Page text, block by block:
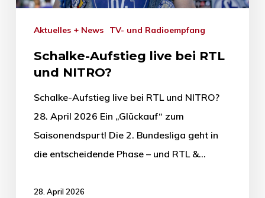
Aktuelles + News TV- und Radioempfang
Schalke-Aufstieg live bei RTL
und NITRO?
Schalke-Aufstieg live bei RTL und NITRO?
28. April 2026 Ein „Glückauf“ zum
Saisonendspurt! Die 2. Bundesliga geht in
die entscheidende Phase – und RTL &…
28. April 2026